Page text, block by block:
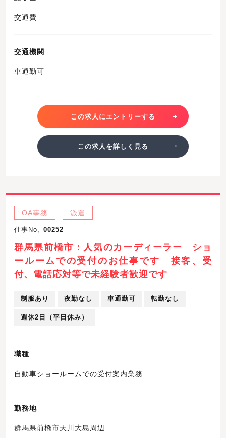
交通費
交通機関
車通勤可
この求人にエントリーする
この求人を詳しく見る
OA事務 派遣
仕事No, 00252
群馬県前橋市：人気のカーディーラー ショ
ールームでの受付のお仕事です 接客、受
付、電話応対等で未経験者歓迎です
制服あり 夜勤なし 車通勤可 転勤なし
週休2日（平日休み）
職種
自動車ショールームでの受付案内業務
勤務地
群馬県前橋市天川大島周辺